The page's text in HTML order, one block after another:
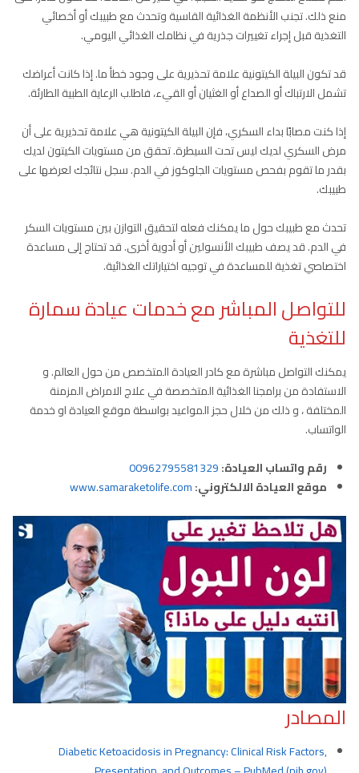
منع ذلك. تجنب الأنظمة الغذائية القاسية وتحدث مع طبيبك أو أخصائي
التغذية قبل إجراء تغييرات جذرية في نظامك الغذائي اليومي.
قد تكون البيلة الكيتونية علامة تحذيرية على وجود خطأ ما. إذا كانت أعراضك
تشمل الارتباك أو الصداع أو الغثيان أو القيء، فاطلب الرعاية الطبية الطارئة.
إذا كنت مصابًا بداء السكري، فإن البيلة الكيتونية هي علامة تحذيرية على أن
مرض السكري لديك ليس تحت السيطرة. تحقق من مستويات الكيتون لديك
بقدر ما تقوم بفحص مستويات الجلوكوز في الدم. سجل نتائجك لعرضها على
طبيبك.
تحدث مع طبيبك حول ما يمكنك فعله لتحقيق التوازن بين مستويات السكر
في الدم. قد يصف طبيبك الأنسولين أو أدوية أخرى. قد تحتاج إلى مساعدة
اختصاصي تغذية للمساعدة في توجيه اختياراتك الغذائية.
للتواصل المباشر مع خدمات عيادة سمارة
للتغذية
يمكنك التواصل مباشرة مع كادر العيادة المتخصص من حول العالم. و
الاستفادة من برامجنا الغذائية المتخصصة في علاج الامراض المزمنة
المختلفة ، و ذلك من خلال حجز المواعيد بواسطة موقع العيادة او خدمة
الواتساب.
رقم واتساب العيادة:00962795581329
موقع العيادة الالكتروني:www.samaraketolife.com
المصادر
Diabetic Ketoacidosis in Pregnancy: Clinical Risk Factors,